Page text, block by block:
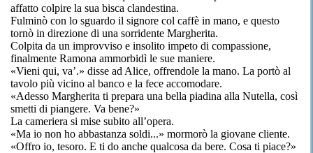
affatto colpire la sua bisca clandestina.
Fulminò con lo sguardo il signore col caffè in mano, e questo
tornò in direzione di una sorridente Margherita.
Colpita da un improvviso e insolito impeto di compassione,
finalmente Ramona ammorbidì le sue maniere.
«Vieni qui, va’.» disse ad Alice, offrendole la mano. La portò al
tavolo più vicino al banco e la fece accomodare.
«Adesso Margherita ti prepara una bella piadina alla Nutella, così
smetti di piangere. Va bene?»
La cameriera si mise subito all’opera.
«Ma io non ho abbastanza soldi...» mormorò la giovane cliente.
«Offro io, tesoro. E ti do anche qualcosa da bere. Cosa ti piace?»